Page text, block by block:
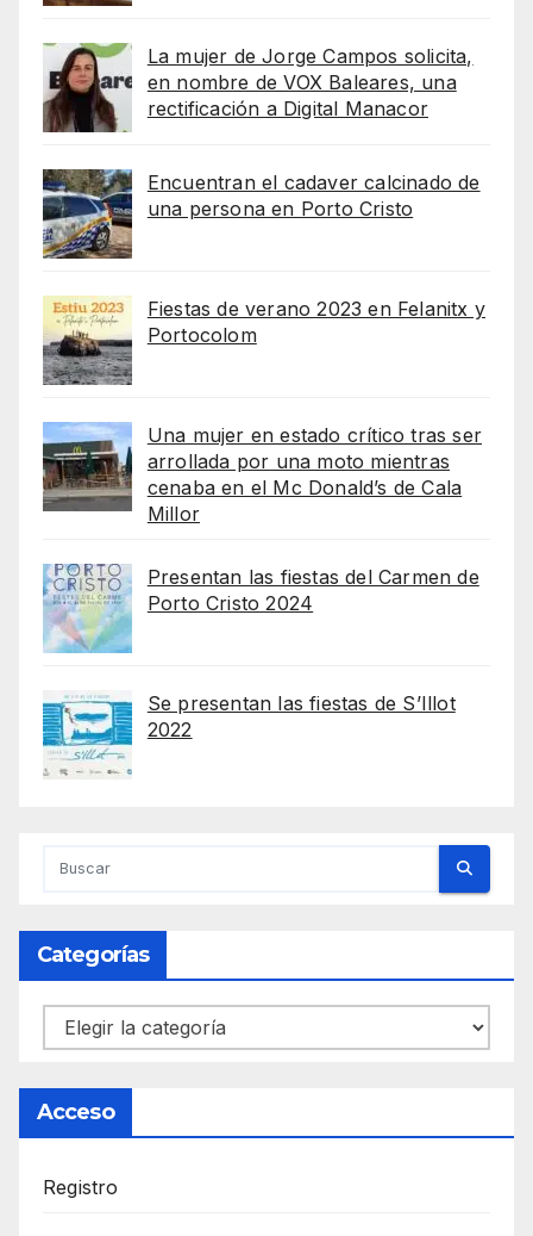
La mujer de Jorge Campos solicita,
en nombre de VOX Baleares, una
rectificación a Digital Manacor
Encuentran el cadaver calcinado de
una persona en Porto Cristo
Fiestas de verano 2023 en Felanitx y
Portocolom
Una mujer en estado crítico tras ser
arrollada por una moto mientras
cenaba en el Mc Donald’s de Cala
Millor
Presentan las fiestas del Carmen de
Porto Cristo 2024
Se presentan las fiestas de S’Illot
2022
Categorías
Categorías
Acceso
Registro